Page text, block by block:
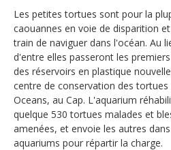
Les petites tortues sont pour la
caouannes en voie de disparition
train de naviguer dans l'océan. Au
d'entre elles passeront les
des réservoirs en plastique
centre de conservation des
Oceans, au Cap. L'aquarium
quelque 530 tortues malades et
amenées, et envoie les autres
aquariums pour répartir la charge.